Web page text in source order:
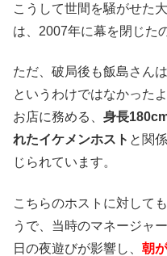
こうして世間を騒がせた
は、2007年に幕を閉じた
ただ、破局後も飯島さん
というわけではなかった
お店に務める、 身長
れたイケメンホスト と関
じられています。
こちらのホストに対して
うで、当時のマネージャ
日の夜遊びが影響し、 朝